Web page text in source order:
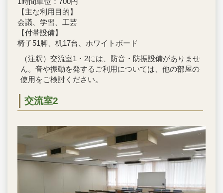
【主な利用目的】
会議、学習、工芸
【付帯設備】
椅子51脚、机17台、ホワイトボード
（注釈）交流室1・2には、防音・防振設備がありませ
ん。音や振動を発するご利用については、他の部屋の
使用をご検討ください。
交流室2